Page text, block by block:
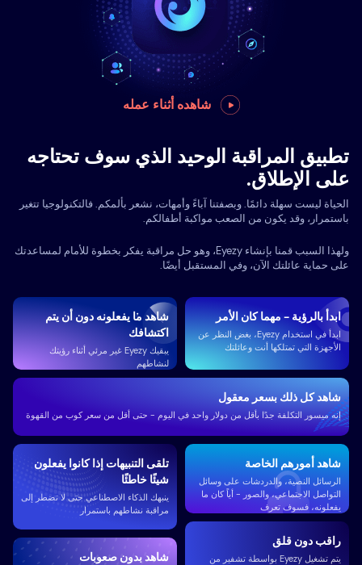
شاهده أثناء عمله
تطبيق المراقبة الوحيد الذي سوف تحتاجه
على الإطلاق.
الحياة ليست سهلة دائمًا. وبصفتنا آباءً وأمهات، نشعر بألمكم. فالتكنولوجيا تتغير
باستمرار، وقد يكون من الصعب مواكبة أطفالكم.
ولهذا السبب قمنا بإنشاء Eyezy، وهو حل مراقبة يفكر بخطوة للأمام لمساعدتك
على حماية عائلتك الآن، وفي المستقبل أيضًا.
ابدأ بالرؤية - مهما كان الأمر
ابدأ في استخدام Eyezy، بغض النظر عن
الأجهزة التي تمتلكها أنت وعائلتك
شاهد ما يفعلونه دون أن يتم
اكتشافك
يبقيك Eyezy غير مرئي أثناء رؤيتك
لنشاطهم
راقب دون قلق
يتم تشغيل Eyezy بواسطة تشفير من
شاهد أمورهم الخاصة
الرسائل النصية، والدردشات على وسائل
التواصل الاجتماعي، والصور - أياً كان ما
يفعلونه، فسوف تعرف
شاهد كل ذلك بسعر معقول
إنه ميسور التكلفة جدًا بأقل من دولار واحد في اليوم - حتى أقل من سعر كوب من القهوة
تلقى التنبيهات إذا كانوا يفعلون
شيئًا خاطئًا
ينبهك الذكاء الاصطناعي حتى لا تضطر إلى
مراقبة نشاطهم باستمرار
شاهد بدون صعوبات